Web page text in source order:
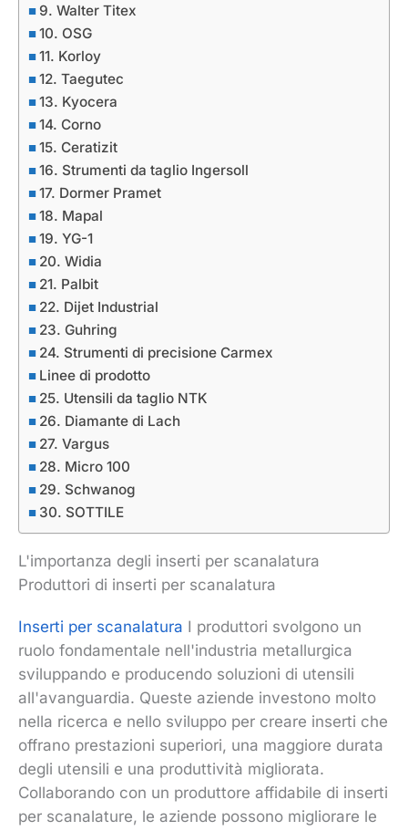
9. Walter Titex
10. OSG
11. Korloy
12. Taegutec
13. Kyocera
14. Corno
15. Ceratizit
16. Strumenti da taglio Ingersoll
17. Dormer Pramet
18. Mapal
19. YG-1
20. Widia
21. Palbit
22. Dijet Industrial
23. Guhring
24. Strumenti di precisione Carmex
Linee di prodotto
25. Utensili da taglio NTK
26. Diamante di Lach
27. Vargus
28. Micro 100
29. Schwanog
30. SOTTILE
L'importanza degli inserti per scanalatura
Produttori di inserti per scanalatura
Inserti per scanalatura I produttori svolgono un
ruolo fondamentale nell'industria metallurgica
sviluppando e producendo soluzioni di utensili
all'avanguardia. Queste aziende investono molto
nella ricerca e nello sviluppo per creare inserti che
offrano prestazioni superiori, una maggiore durata
degli utensili e una produttività migliorata.
Collaborando con un produttore affidabile di inserti
per scanalature, le aziende possono migliorare le